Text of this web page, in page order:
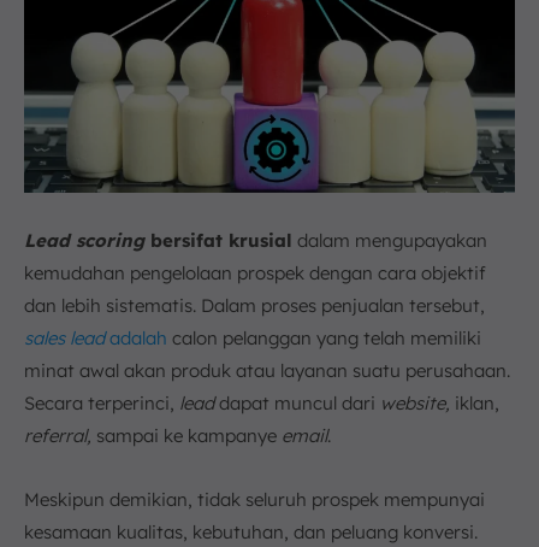
Lead scoringbersifat krusial dalam mengupayakan
kemudahan pengelolaan prospek dengan cara objektif
dan lebih sistematis. Dalam proses penjualan tersebut,
sales leadadalah calon pelanggan yang telah memiliki
minat awal akan produk atau layanan suatu perusahaan.
Secara terperinci, leaddapat muncul dari website, iklan,
referral, sampai ke kampanye email.
Meskipun demikian, tidak seluruh prospek mempunyai
kesamaan kualitas, kebutuhan, dan peluang konversi.